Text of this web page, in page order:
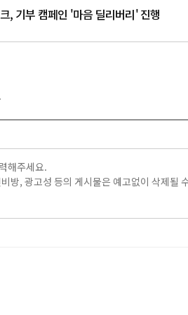
, 기부 캠페인 '마음 딜리버리' 진행